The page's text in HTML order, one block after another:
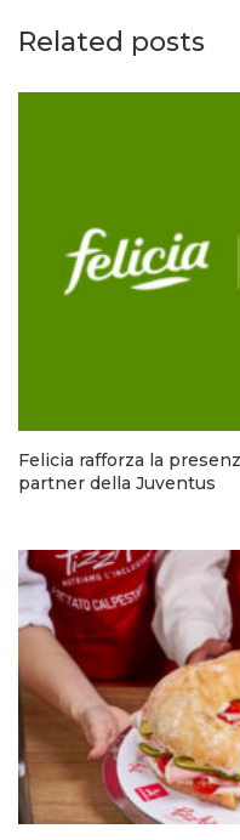
Related posts
Felicia rafforza la
partner della Juventus